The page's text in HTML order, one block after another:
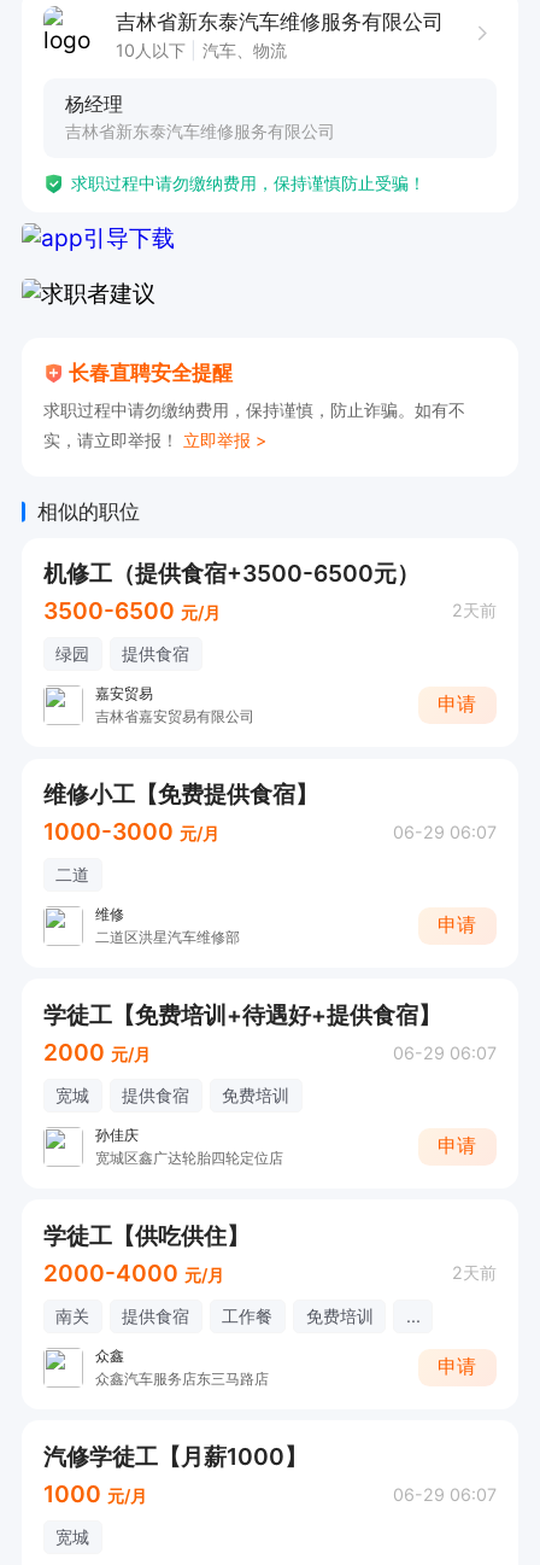
吉林省新东泰汽车维修服务有限公司
10人以下 汽车、物流
杨经理
吉林省新东泰汽车维修服务有限公司
求职过程中请勿缴纳费用，保持谨慎防止受骗！
长春直聘安全提醒
求职过程中请勿缴纳费用，保持谨慎，防止诈骗。如有不
实，请立即举报！ 立即举报 >
相似的职位
机修工（提供食宿+3500-6500元）
3500-6500 元/月 2天前
绿园 提供食宿
嘉安贸易
吉林省嘉安贸易有限公司
申请
维修小工【免费提供食宿】
1000-3000 元/月 06-29 06:07
二道
维修
二道区洪星汽车维修部
申请
学徒工【免费培训+待遇好+提供食宿】
2000 元/月 06-29 06:07
宽城 提供食宿 免费培训
孙佳庆
宽城区鑫广达轮胎四轮定位店
申请
学徒工【供吃供住】
2000-4000 元/月 2天前
南关 提供食宿 工作餐 免费培训 ...
众鑫
众鑫汽车服务店东三马路店
申请
汽修学徒工【月薪1000】
1000 元/月 06-29 06:07
宽城